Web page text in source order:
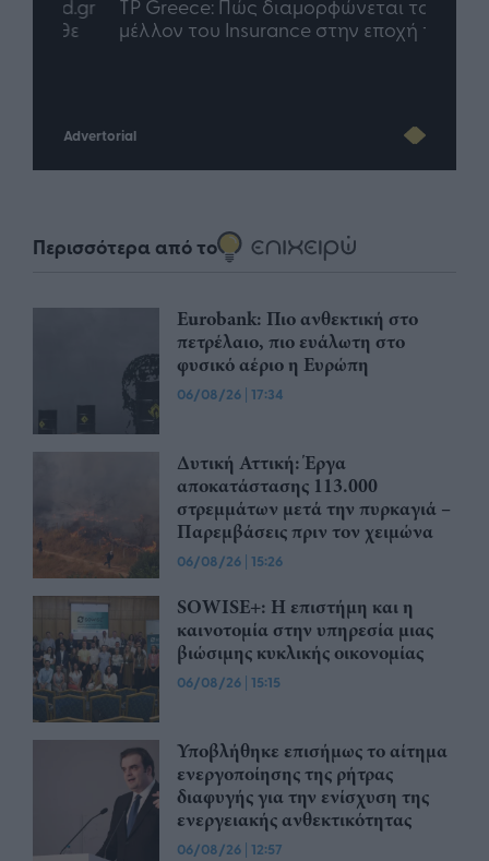
TP Greece: Πώς διαμορφώνεται το
μέλλον του Insurance στην εποχή του AI
Advertorial
Περισσότερα από το
Eurobank: Πιο ανθεκτική στο
πετρέλαιο, πιο ευάλωτη στο
φυσικό αέριο η Ευρώπη
06/08/26 | 17:34
Δυτική Αττική: Έργα
αποκατάστασης 113.000
στρεμμάτων μετά την πυρκαγιά –
Παρεμβάσεις πριν τον χειμώνα
06/08/26 | 15:26
SOWISE+: Η επιστήμη και η
καινοτομία στην υπηρεσία μιας
βιώσιμης κυκλικής οικονομίας
06/08/26 | 15:15
Υποβλήθηκε επισήμως το αίτημα
ενεργοποίησης της ρήτρας
διαφυγής για την ενίσχυση της
ενεργειακής ανθεκτικότητας
06/08/26 | 12:57